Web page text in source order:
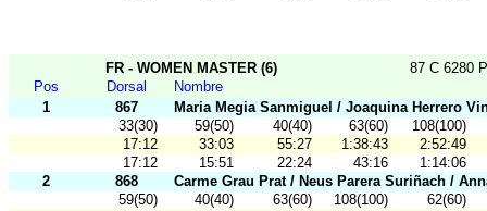
FR - WOMEN MASTER (6)
87 C 6280
Pos
Dorsal
Nombre
1
867
Maria Megia Sanmiguel / Joaquina Herrero
33(30)
59(50) 40(40) 63(60)
108(100)
17:12
33:03 55:27 1:38:43
2:52:49
17:12
15:51 22:24 43:16
1:14:06
2
868
Carme Grau Prat / Neus Parera Suriñach /
59(50)
40(40) 63(60) 108(100)
62(60)